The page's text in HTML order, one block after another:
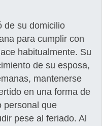
de su domicilio
para cumplir con
habitualmente. Su
de su esposa,
mantenerse
en una forma de
personal que
pese al feriado. Al